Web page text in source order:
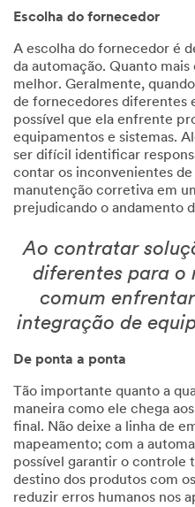
Escolha do fornecedor
A escolha do fornecedor é
da automação. Quanto
melhor. Geralmente,
de fornecedores diferentes
possível que ela enfrente
equipamentos e sistemas.
ser difícil identificar
contar os inconvenientes
manutenção corretiva em
prejudicando o andamento
Ao contratar
diferentes para o
comum
integração de
De ponta a ponta
Tão importante quanto a
maneira como ele chega
final. Não deixe a linha de
mapeamento; com a
possível garantir o controle
destino dos produtos com
reduzir erros humanos nos